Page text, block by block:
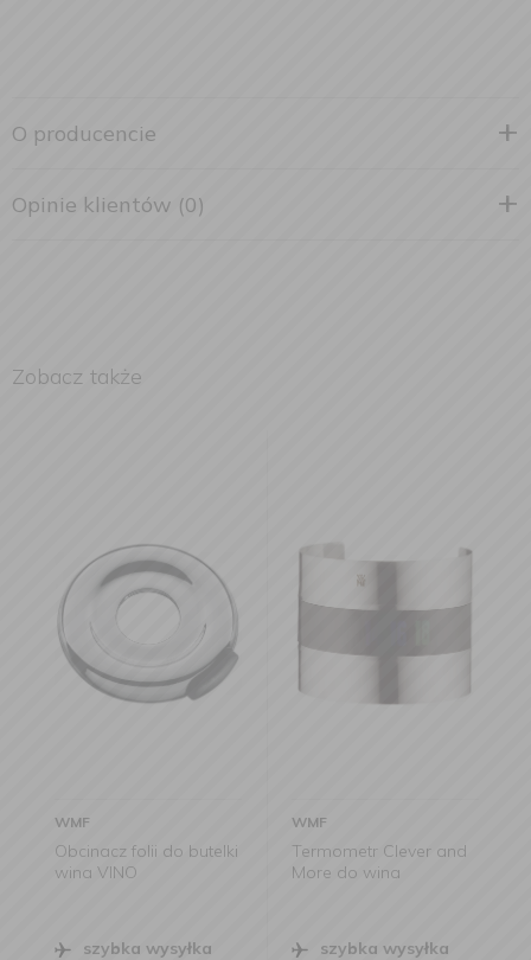
O producencie
Opinie klientów (0)
Zobacz także
WMF
Obcinacz folii do butelki
wina VINO
szybka wysyłka
WMF
Termometr Clever and
More do wina
szybka wysyłka